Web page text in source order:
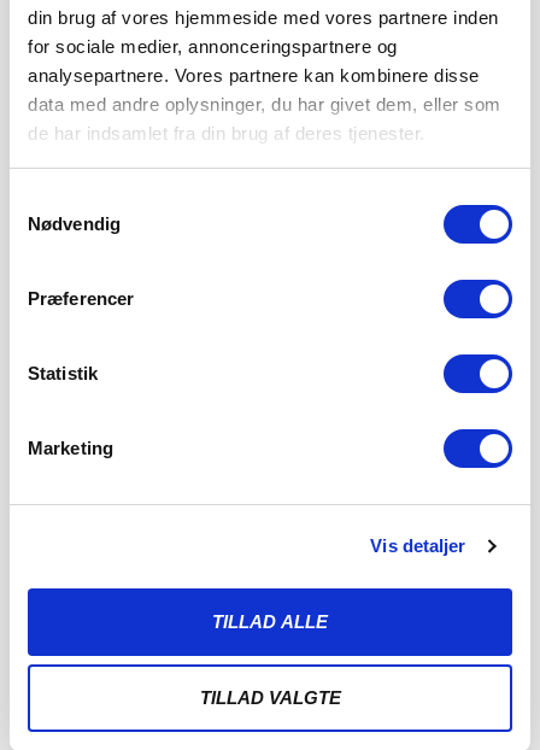
din brug af vores hjemmeside med vores partnere inden
for sociale medier, annonceringspartnere og
analysepartnere. Vores partnere kan kombinere disse
data med andre oplysninger, du har givet dem, eller som
de har indsamlet fra din brug af deres tjenester.
Nødvendig
Præferencer
Statistik
Marketing
Vis detaljer
TILLAD ALLE
TILLAD VALGTE
ENDNU TO KAMPE ER FASTLAGT: TO STORE